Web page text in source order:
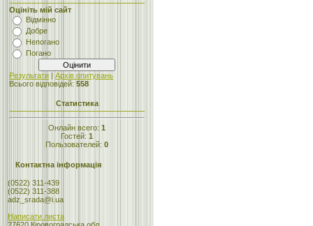
Оцініть мій сайт
Відмінно
Добре
Непогано
Погано
Результати | Архів опитувань
Всього відповідей: 558
Статистика
Онлайн всего: 1
Гостей: 1
Пользователей: 0
Контактна інформація
(0522) 311-439
(0522) 311-388
adz_srada@i.ua
Написати листа